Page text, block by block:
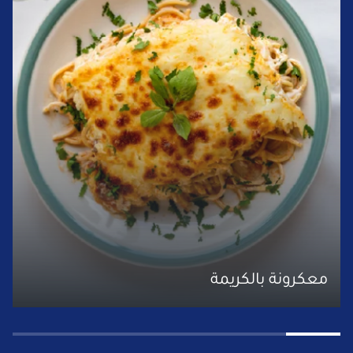
معكرونة بالكريمة